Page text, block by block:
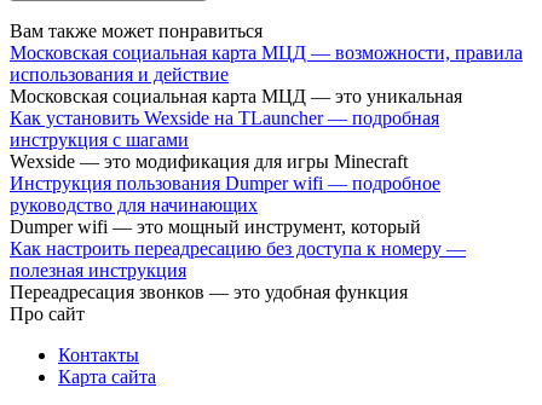
Вам также может понравиться
Московская социальная карта МЦД — возможности, правила
использования и действие
Московская социальная карта МЦД — это уникальная
Как установить Wexside на TLauncher — подробная
инструкция с шагами
Wexside — это модификация для игры Minecraft
Инструкция пользования Dumper wifi — подробное
руководство для начинающих
Dumper wifi — это мощный инструмент, который
Как настроить переадресацию без доступа к номеру —
полезная инструкция
Переадресация звонков — это удобная функция
Про сайт
Контакты
Карта сайта